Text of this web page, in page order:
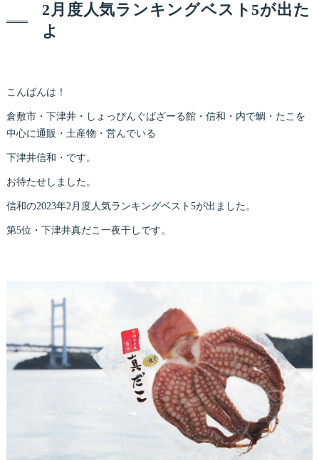
2月度人気ランキングベスト5が出た
よ
こんばんは！
倉敷市・下津井・しょっぴんぐばざーる館・信和・内で鯛・たこを
中心に通販・土産物・営んでいる
下津井信和・です。
お待たせしました。
信和の2023年2月度人気ランキングベスト5が出ました。
第5位・下津井真だこ一夜干しです。